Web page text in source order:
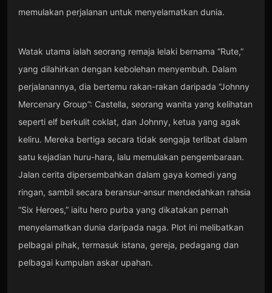
memulakan perjalanan untuk menyelamatkan dunia.
Watak utama ialah seorang remaja lelaki bernama “Rute,”
yang dilahirkan dengan kebolehan menyembuh. Dalam
perjalanannya, dia bertemu rakan-rakan daripada “Johnny
Mercenary Group”: Castella, seorang wanita yang kelihatan
seperti elf berkulit coklat, dan Johnny, ketua yang agak
keliru. Mereka bertiga secara tidak sengaja terlibat dalam
satu kejadian huru-hara, lalu memulakan pengembaraan.
Jalan cerita dipersembahkan dalam gaya komedi yang
ringan, sambil secara beransur-ansur mendedahkan rahsia
“Six Heroes,” iaitu hero purba yang dikatakan pernah
menyelamatkan dunia daripada naga. Plot ini melibatkan
pelbagai pihak, termasuk istana, gereja, pedagang dan
pelbagai kumpulan askar upahan.